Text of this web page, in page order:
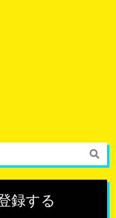
録する